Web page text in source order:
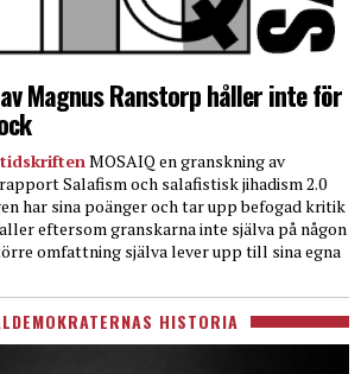
Magnus Ranstorp håller inte för
MOSAIQ en granskning av
Salafism och salafistisk jihadism 2.0
har sina poänger och tar upp befogad kritik
eftersom granskarna inte själva på någon
omfattning själva lever upp till sina egna
HISTORIA